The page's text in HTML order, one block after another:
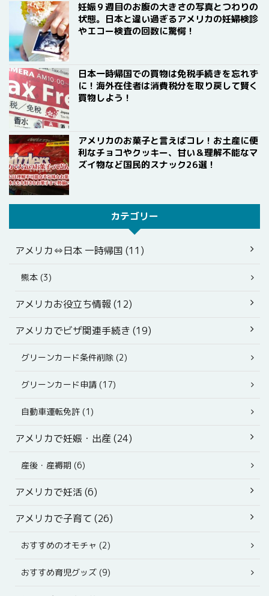
妊娠９週目のお腹の大きさの写真とつわりの
状態。日本と違い過ぎるアメリカの妊婦検診
やエコー検査の回数に驚愕！
日本一時帰国での買物は免税手続きを忘れず
に！海外在住者は消費税分を取り戻して賢く
買物しよう！
アメリカのお菓子と言えばコレ！お土産に便
利なチョコやクッキー、甘い＆理解不能なマ
ズイ物など国民的スナック26選！
カテゴリー
アメリカ⇔日本 一時帰国 (11)
熊本 (3)
アメリカお役立ち情報 (12)
アメリカでビザ関連手続き (19)
グリーンカード条件削除 (2)
グリーンカード申請 (17)
自動車運転免許 (1)
アメリカで妊娠・出産 (24)
産後・産褥期 (6)
アメリカで妊活 (6)
アメリカで子育て (26)
おすすめのオモチャ (2)
おすすめ育児グッズ (9)